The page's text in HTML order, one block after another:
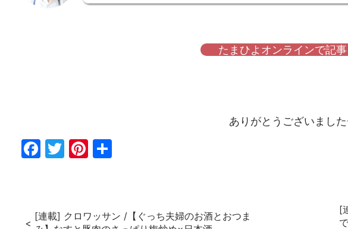
たまひよオンラインで記
ありがとうございました
Fac
Twi
Pin
[連載] クロワッサン /【ぐっち夫婦のお酒とおつま
[